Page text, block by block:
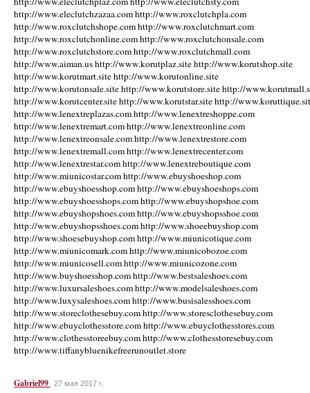
http://www.eleclutchzazaa.com http://www.roxclutchpla.com
http://www.roxclutchshope.com http://www.roxclutchmart.com
http://www.roxclutchonline.com http://www.roxclutchonsale.com
http://www.roxclutchstore.com http://www.roxclutchmall.com
http://www.aiman.us http://www.korutplaz.site http://www.korutshop.site
http://www.korutmart.site http://www.korutonline.site
http://www.korutonsale.site http://www.korutstore.site http://
http://www.korutcenter.site http://www.korutstar.site http://
http://www.lenextreplazas.com http://www.lenextreshoppe.com
http://www.lenextremart.com http://www.lenextreonline.com
http://www.lenextreonsale.com http://www.lenextrestore.com
http://www.lenextremall.com http://www.lenextrecenter.com
http://www.lenextrestar.com http://www.lenextreboutique.com
http://www.miunicostar.com http://www.ebuyshoeshop.com
http://www.ebuyshoesshop.com http://www.ebuyshoeshops.com
http://www.ebuyshoesshops.com http://www.ebuyshopshoe.com
http://www.ebuyshopshoes.com http://www.ebuyshopsshoe.com
http://www.ebuyshopsshoes.com http://www.shoeebuyshop.com
http://www.shoesebuyshop.com http://www.miunicotique.com
http://www.miunicomark.com http://www.miunicobozoe.com
http://www.miunicosell.com http://www.miunicozone.com
http://www.buyshoesshop.com http://www.bestsaleshoes.com
http://www.luxursaleshoes.com http://www.modelsaleshoes.com
http://www.luxysaleshoes.com http://www.busisalesshoes.com
http://www.storeclothesebuy.com http://www.storesclothesebuy.com
http://www.ebuyclothesstore.com http://www.ebuyclothesstores.com
http://www.clothesstoreebuy.com http://www.clothesstoresebuy.com
http://www.tiffanybluenikefreerunoutlet.store
Gabriel99 27 мая 2017 г.